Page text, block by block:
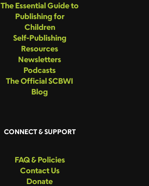
The Essential Guide to
Publishing for
Children
Self-Publishing
Resources
Newsletters
Podcasts
The Official SCBWI
Blog
CONNECT & SUPPORT
FAQ & Policies
Contact Us
Donate